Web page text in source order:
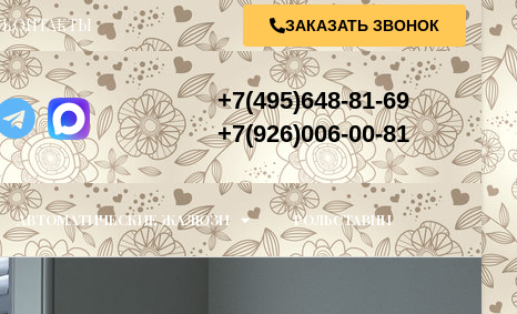
КОНТАКТЫ ЗАКАЗАТЬ ЗВОНОК
+7(495)648-81-69
+7(926)006-00-81
АВТОМАТИЧЕСКИЕ ЖАЛЮЗИ РОЛЬСТАВНИ